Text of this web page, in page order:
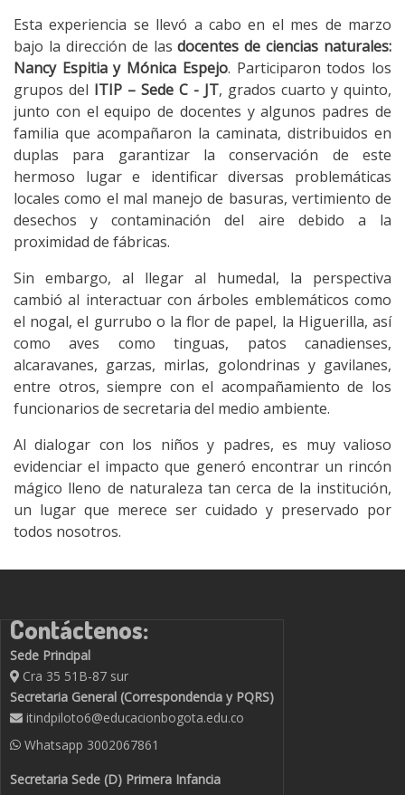
Esta experiencia se llevó a cabo en el mes de marzo
bajo la dirección de lasdocentes de ciencias naturales:
Nancy Espitia y Mónica Espejo. Participaron todos los
grupos del ITIP – Sede C - JT, grados cuarto y quinto,
junto con el equipo de docentes y algunos padres de
familia que acompañaron la caminata, distribuidos en
duplas para garantizar la conservación de este
hermoso lugar e identificar diversas problemáticas
locales como el mal manejo de basuras, vertimiento de
desechos y contaminación del aire debido a la
proximidad de fábricas.
Sin embargo, al llegar al humedal, la perspectiva
cambió al interactuar con árboles emblemáticos como
el nogal, el gurrubo o la flor de papel, la Higuerilla, así
como aves como tinguas, patos canadienses,
alcaravanes, garzas, mirlas, golondrinas y gavilanes,
entre otros, siempre con el acompañamiento de los
funcionarios de secretaria del medio ambiente.
Al dialogar con los niños y padres, es muy valioso
evidenciar el impacto que generó encontrar un rincón
mágico lleno de naturaleza tan cerca de la institución,
un lugar que merece ser cuidado y preservado por
todos nosotros.
Contáctenos:
Sede Principal
Cra 35 51B-87 sur
Secretaria General (Correspondencia y PQRS)
itindpiloto6@educacionbogota.edu.co
Whatsapp 3002067861
Secretaria Sede (D) Primera Infancia